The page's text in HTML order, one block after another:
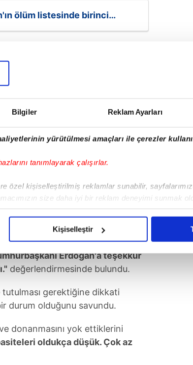
Bilgiler Reklam Ayarları
yürütülmesi amaçları ile çerezler
tanımlayarak çalışırlar.
özel kişiselleştirilmiş reklamlar sunabilir,
size daha iyi bir reklam deneyimi sunmak
çabayı gösterdiğimizi ve bu noktada, reklamların
İnternet Sitemizde kendimize ve üçüncü kişilere ait
sitemizin daha işlevsel kılınması ve
amaçlarıyla sınırlı olarak açık rızanız dahilinde
alan panel vasıtasıyla belirleyebilirsiniz. Çerezlere
Metnimiziziyaret edebilirsiniz.
Kişiselleştir
ölüm listesinde birinci
vurgulayan Trump,
çok güzel bir terminal
Erdoğan'a teşekkür
değerlendirmesinde bulundu.
gerektiğine dikkati
durum olduğunu savundu.
donanmasını yok ettiklerini
oldukça düşük. Çok az